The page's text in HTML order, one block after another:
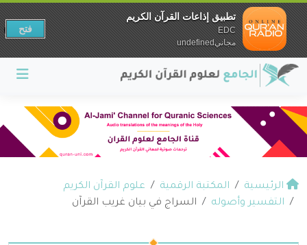
الرئيسية المكتبة الرقمية
علوم القرآن الكريم
التفسير وأصوله
السراج في بيان غريب القرآن
تطبيق إذاعات القرآن الكريم
EDC
مجانيundefined
فتح